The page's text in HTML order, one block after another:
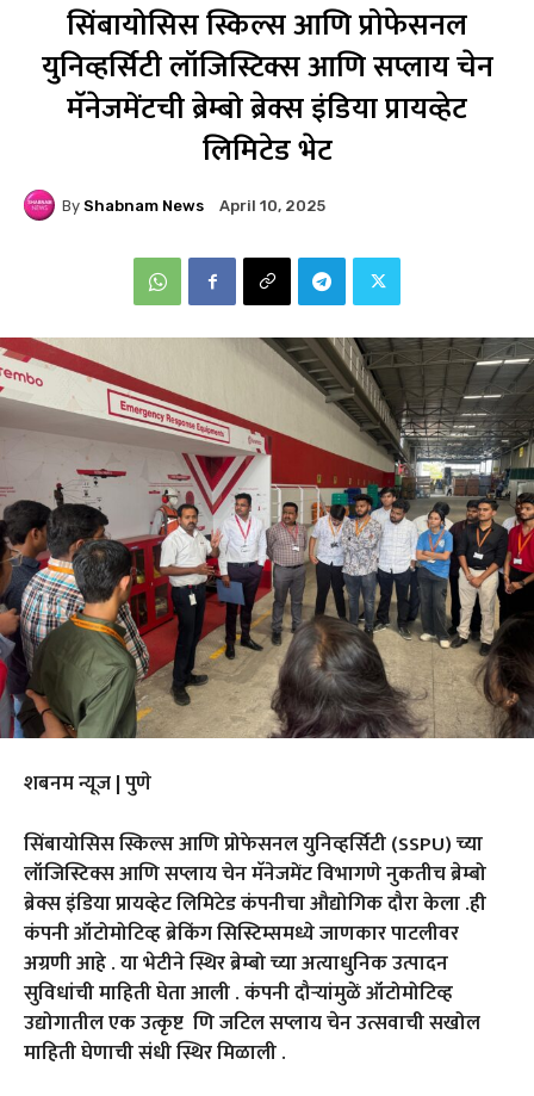
सिंबायोसिस स्किल्स आणि प्रोफेसनल
युनिव्हर्सिटी लॉजिस्टिक्स आणि सप्लाय चेन
मॅनेजमेंटची ब्रेम्बो ब्रेक्स इंडिया प्रायव्हेट
लिमिटेड ​भेट
By Shabnam News April 10, 2025
शबनम न्यूज | पुणे
सिंबायोसिस स्किल्स आणि प्रोफेसनल युनिव्हर्सिटी (SSPU) च्या
लॉजिस्टिक्स आणि सप्लाय चेन मॅनेजमेंट विभागणे नुकतीच ब्रेम्बो
ब्रेक्स इंडिया प्रायव्हेट लिमिटेड कंपनीचा औद्योगिक दौरा केला .ही
कंपनी ऑटोमोटिव्ह ब्रेकिंग सिस्टिम्समध्ये जाणकार पाटलीवर
अग्रणी आहे . या भेटीने स्थिर ब्रेम्बो च्या अत्याधुनिक उत्पादन
सुविधांची माहिती घेता आली . कंपनी दौऱ्यांमुळें ऑटोमोटिव्ह
उद्योगातील एक उत्कृष्ट णि जटिल सप्लाय चेन उत्सवाची सखोल
माहिती घेणाची संधी स्थिर मिळाली .